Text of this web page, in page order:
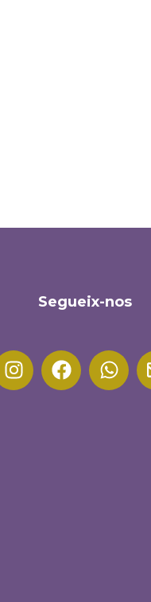
Segueix-nos